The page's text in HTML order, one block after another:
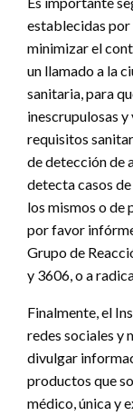
establecidas
minimizar el
un llamado a la
sanitaria, para
inescrupulosas
requisitos
de detección de
detecta casos
los mismos o de
por favor
Grupo de
y 3606, o a
Finalmente, el
redes sociales y
divulgar
productos que
médico, única y